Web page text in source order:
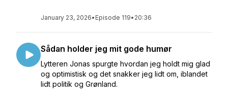
January 23, 2026• Episode 119• 20:36
Sådan holder jeg mit gode humør
Lytteren Jonas spurgte hvordan jeg holdt mig glad
og optimistisk og det snakker jeg lidt om, iblandet
lidt politik og Grønland.